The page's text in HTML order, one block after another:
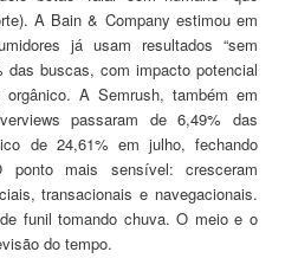
A Bain & Company estimou em
já usam resultados “sem
das buscas, com impacto potencial
A Semrush, também em
passaram de 6,49% das
de 24,61% em julho, fechando
ponto mais sensível: cresceram
transacionais e navegacionais.
funil tomando chuva. O meio e o
do tempo.